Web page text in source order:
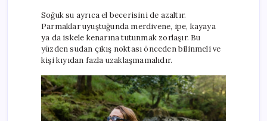
Soğuk su ayrıca el becerisini de azaltır.
Parmaklar uyuştuğunda merdivene, ipe, kayaya
ya da iskele kenarına tutunmak zorlaşır. Bu
yüzden sudan çıkış noktası önceden bilinmeli ve
kişi kıyıdan fazla uzaklaşmamalıdır.